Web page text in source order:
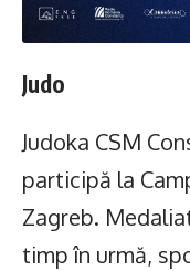
Judo
Judoka CSM
participă la
Zagreb.
timp în urmă,